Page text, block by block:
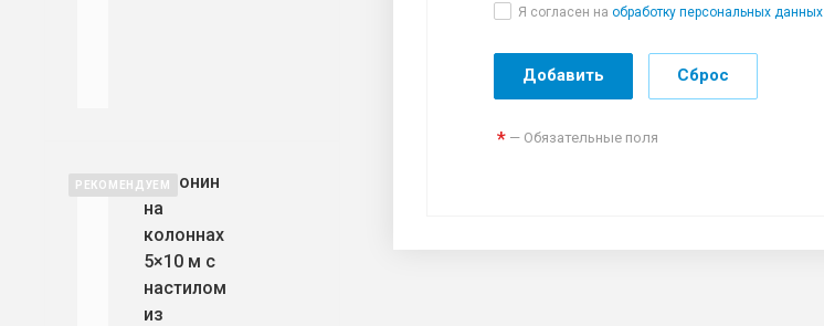
Я согласен на обработку персональных данных
* — Обязательные поля
РЕКОМЕНДУЕММезонин
на
колоннах
5×10 м с
настилом
из